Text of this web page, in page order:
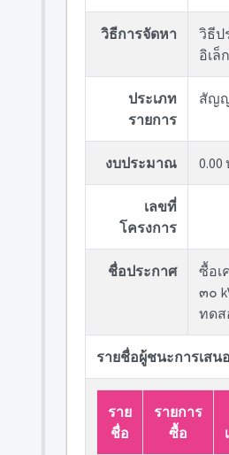
วิธีการจัดหา
วิธีป
อิเล็
ประเภท
รายการ
สัญ
งบประมาณ 0.00
เลขที่
โครงการ
ชื่อประกาศ
ซื้อเ
๓๐
ทดส
รายชื่อผู้ชนะการเสน
ราย
ชื่อ
รายการ
ซื้อ